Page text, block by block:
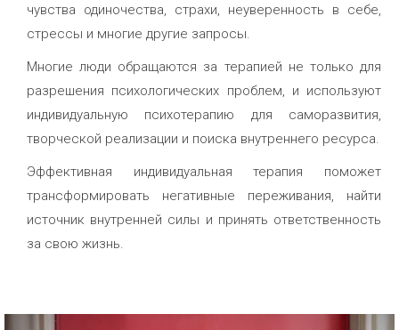
чувства одиночества, страхи, неуверенность в себе,
стрессы и многие другие запросы.
Многие люди обращаются за терапией не только для
разрешения психологических проблем, и используют
индивидуальную психотерапию для саморазвития,
творческой реализации и поиска внутреннего ресурса.
Эффективная индивидуальная терапия поможет
трансформировать негативные переживания, найти
источник внутренней силы и принять ответственность
за свою жизнь.